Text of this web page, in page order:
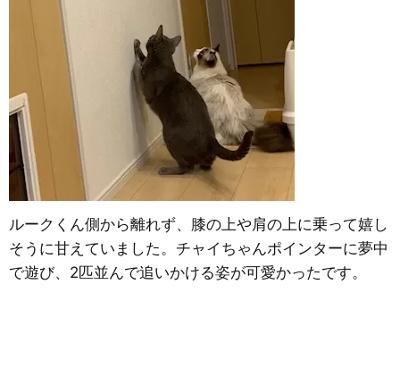
ルークくん側から離れず、膝の上や肩の上に乗って嬉し
そうに甘えていました。チャイちゃんポインターに夢中
で遊び、2匹並んで追いかける姿が可愛かったです。